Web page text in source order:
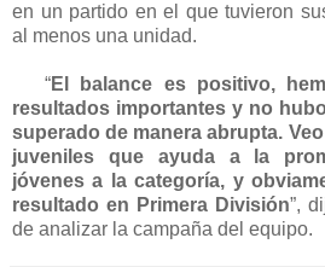
en un partido en el que tuvieron
al menos una unidad.
“El balance es positivo,
resultados importantes y no
superado de manera abrupta.
juveniles que ayuda a la
jóvenes a la categoría, y
resultado en Primera División”,
de analizar la campaña del equipo.